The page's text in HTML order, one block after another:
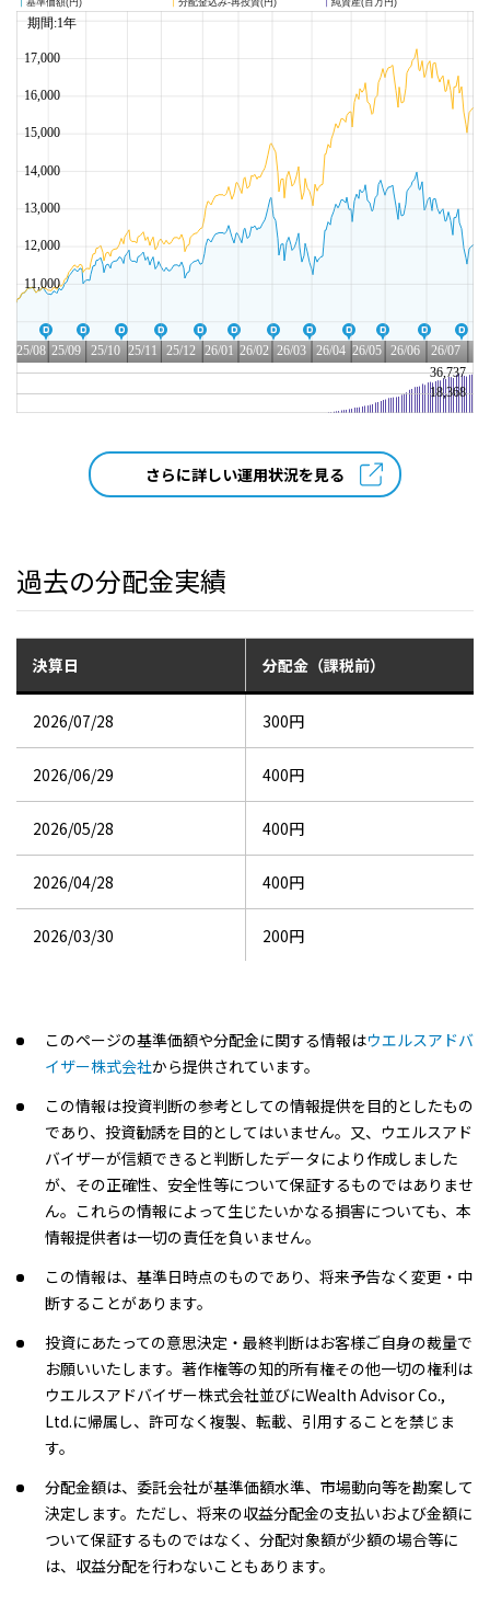
さらに詳しい運用状況を見る
過去の分配金実績
決算日 分配金（課税前）
2026/07/28 300円
2026/06/29 400円
2026/05/28 400円
2026/04/28 400円
2026/03/30 200円
2026/01/28 300円
2025/12/29 200円
2025/11/28 200円
2025/10/28 200円
2025/08/28
2025/07/28 100円
2025/06/30 100円
2025/04/28 0円
2025/03/28 100円
このページの基準価額や分配金に関する情報はウエルスアドバ
イザー株式会社から提供されています。
この情報は投資判断の参考としての情報提供を目的としたもの
であり、投資勧誘を目的としてはいません。又、ウエルスアド
バイザーが信頼できると判断したデータにより作成しました
が、その正確性、安全性等について保証するものではありませ
ん。これらの情報によって生じたいかなる損害についても、本
情報提供者は一切の責任を負いません。
この情報は、基準日時点のものであり、将来予告なく変更・中
断することがあります。
投資にあたっての意思決定・最終判断はお客様ご自身の裁量で
お願いいたします。著作権等の知的所有権その他一切の権利は
ウエルスアドバイザー株式会社並びにWealth Advisor Co.,
Ltd.に帰属し、許可なく複製、転載、引用することを禁じま
す。
分配金額は、委託会社が基準価額水準、市場動向等を勘案して
決定します。ただし、将来の収益分配金の支払いおよび金額に
ついて保証するものではなく、分配対象額が少額の場合等に
は、収益分配を行わないこともあります。